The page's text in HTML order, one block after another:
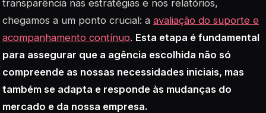
transparência nas estratégias e nos relatórios,
chegamos a um ponto crucial: a avaliação do suporte e
acompanhamento contínuo. Esta etapa é fundamental
para assegurar que a agência escolhida não só
compreende as nossas necessidades iniciais, mas
também se adapta e responde às mudanças do
mercado e da nossa empresa.